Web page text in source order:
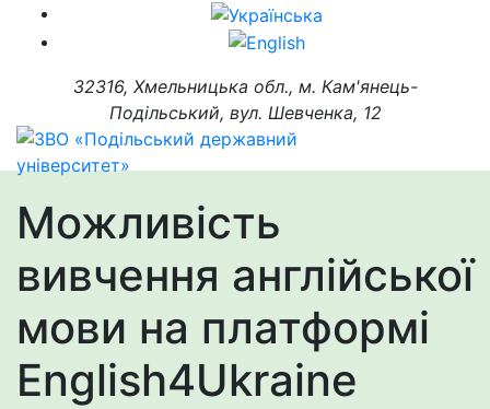
32316, Хмельницька обл., м. Кам'янець-
Подільський, вул. Шевченка, 12
Можливість
вивчення англійської
мови на платформі
English4Ukraine